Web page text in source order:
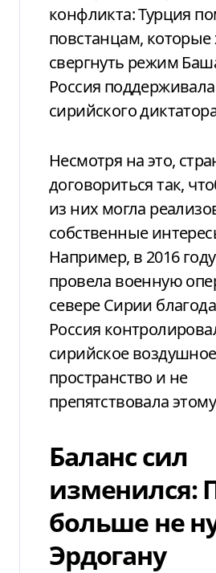
конфликта: Турция
повстанцам, которые
свергнуть режим
Россия
сирийского
Несмотря на это,
договориться так,
из них могла
собственные
Например, в 2016
провела военную
севере Сирии
Россия
сирийское воздушное
пространство и не
препятствовала
Баланс сил
изменился:
больше не
Эрдогану